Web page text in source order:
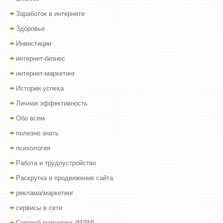
Заработок в интернете
Здоровье
Инвестиции
интернет-бизнес
интернет-маркетинг
Истории успеха
Личная эффективность
Обо всем
полезно знать
психология
Работа и трудоустройство
Раскрутка и продвижение сайта
реклама/маркетинг
сервисы в сети